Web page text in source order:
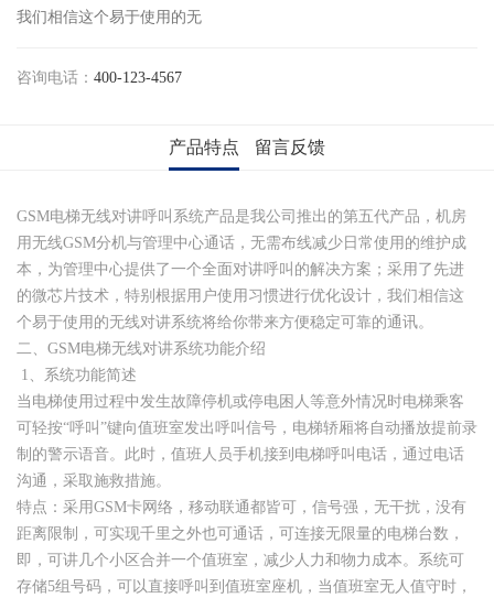
我们相信这个易于使用的无
咨询电话： 400-123-4567
产品特点 留言反馈
GSM电梯无线对讲呼叫系统产品是我公司推出的第五代产品，机房
用无线GSM分机与管理中心通话，无需布线减少日常使用的维护成
本，为管理中心提供了一个全面对讲呼叫的解决方案；采用了先进
的微芯片技术，特别根据用户使用习惯进行优化设计，我们相信这
个易于使用的无线对讲系统将给你带来方便稳定可靠的通讯。
二、GSM电梯无线对讲系统功能介绍
1、系统功能简述
当电梯使用过程中发生故障停机或停电困人等意外情况时电梯乘客
可轻按“呼叫”键向值班室发出呼叫信号，电梯轿厢将自动播放提前录
制的警示语音。此时，值班人员手机接到电梯呼叫电话，通过电话
沟通，采取施救措施。
特点：采用GSM卡网络，移动联通都皆可，信号强，无干扰，没有
距离限制，可实现千里之外也可通话，可连接无限量的电梯台数，
即，可讲几个小区合并一个值班室，减少人力和物力成本。系统可
存储5组号码，可以直接呼叫到值班室座机，当值班室无人值守时，